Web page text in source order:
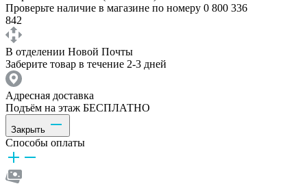
Проверьте наличие в магазине по номеру 0 800 336
842
В отделении Новой Почты
Заберите товар в течение 2-3 дней
Адресная доставка
Подъём на этаж БЕСПЛАТНО
Закрыть
Способы оплаты